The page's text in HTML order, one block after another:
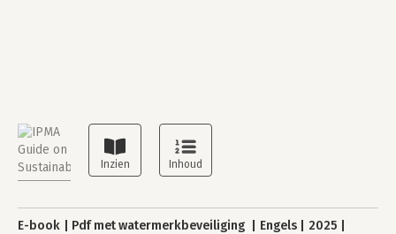
E-book Pdf met watermerkbeveiliging Engels
2025